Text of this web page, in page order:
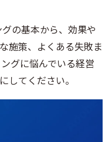
の基本から、効果や
施策、よくある失敗ま
グに悩んでいる経営
してください。